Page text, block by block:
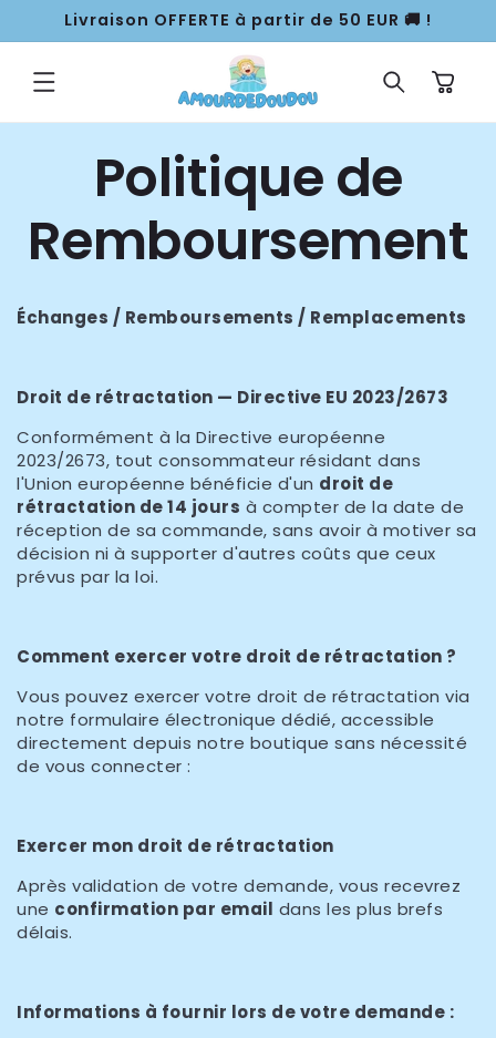
PASSER
AU
Livraison OFFERTE à partir de 50 EUR 🚚 !
Panier
Politique de
Remboursement
Échanges / Remboursements / Remplacements
Droit de rétractation — Directive EU 2023/2673
Conformément à la Directive européenne
2023/2673, tout consommateur résidant dans
l'Union européenne bénéficie d'un droit de
rétractation de 14 jours à compter de la date de
réception de sa commande, sans avoir à motiver sa
décision ni à supporter d'autres coûts que ceux
prévus par la loi.
Comment exercer votre droit de rétractation ?
Vous pouvez exercer votre droit de rétractation via
notre formulaire électronique dédié, accessible
directement depuis notre boutique sans nécessité
de vous connecter :
Exercer mon droit de rétractation
Après validation de votre demande, vous recevrez
une confirmation par email dans les plus brefs
délais.
Informations à fournir lors de votre demande :